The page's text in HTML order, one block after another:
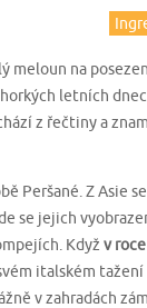
meloun na
letních
z řečtiny a
Peršané. Z Asie
se jejich
Když v
italském tažení
v zahradách